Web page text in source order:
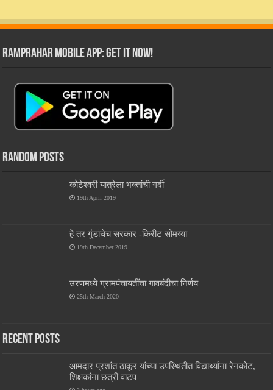
RamPrahar Mobile App: Get it Now!
Random Posts
कोटेश्वरी यात्रेला भक्तांची गर्दी
19th April 2019
हे तर गुंडांचेच सरकार -किरीट सोमय्या
19th December 2019
उरणमध्ये ग्रामपंचायतींचा गावबंदीचा निर्णय
25th March 2020
Recent Posts
आमदार प्रशांत ठाकूर यांच्या उपस्थितीत विद्यार्थ्यांना रेनकोट,
शिक्षकांना छत्री वाटप